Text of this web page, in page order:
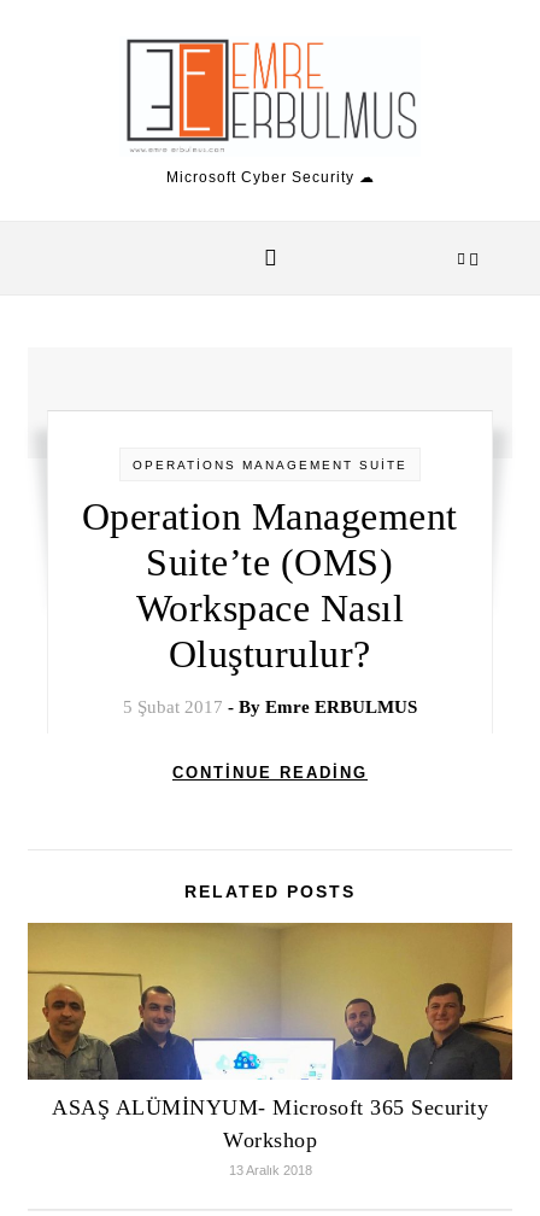
Microsoft Cyber Security ☁
OPERATİONS MANAGEMENT SUİTE
Operation Management
Suite’te (OMS)
Workspace Nasıl
Oluşturulur?
5 Şubat 2017 - By Emre ERBULMUS
CONTINUE READING
RELATED POSTS
ASAŞ ALÜMİNYUM- Microsoft 365 Security
Workshop
13 Aralık 2018